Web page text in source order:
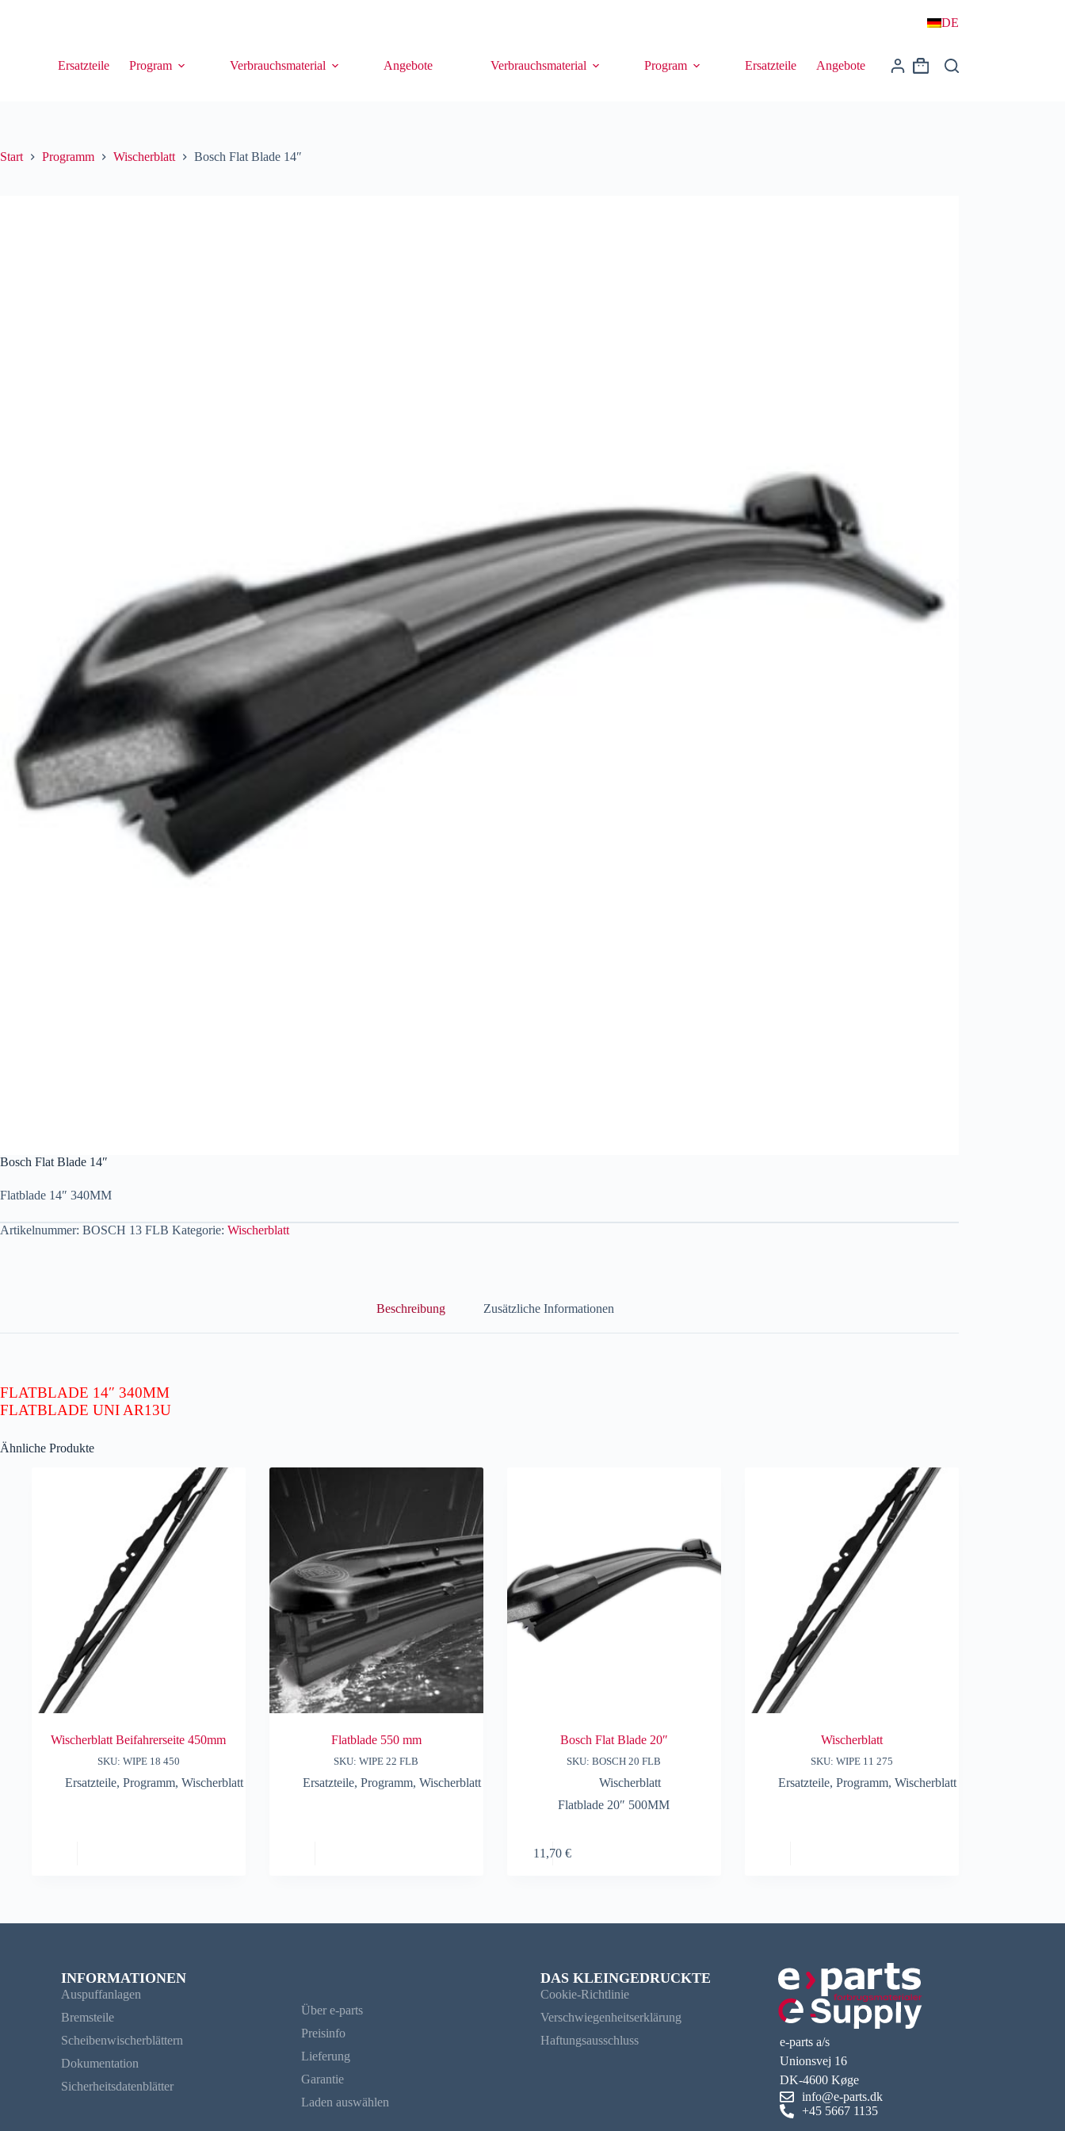
DE
Ersatzteile Program Verbrauchsmaterial Angebote Verbrauchsmaterial Program Ersatzteile Angebote
Start Programm Wischerblatt Bosch Flat Blade 14″
Bosch Flat Blade 14″
Flatblade 14″ 340MM
Artikelnummer: BOSCH 13 FLB Kategorie: Wischerblatt
Beschreibung Zusätzliche Informationen
FLATBLADE 14″ 340MM
FLATBLADE UNI AR13U
Ähnliche Produkte
Wischerblatt Beifahrerseite 450mm
SKU: WIPE 18 450
Ersatzteile,Programm,Wischerblatt
Flatblade 550 mm
SKU: WIPE 22 FLB
Ersatzteile,Programm,Wischerblatt
Bosch Flat Blade 20″
SKU: BOSCH 20 FLB
Wischerblatt
Flatblade 20″ 500MM
11,70€
Wischerblatt
SKU: WIPE 11 275
Ersatzteile,Programm,Wischerblatt
INFORMATIONEN
Auspuffanlagen
Bremsteile
Scheibenwischerblättern
Dokumentation
Sicherheitsdatenblätter
Über e-parts
Preisinfo
Lieferung
Garantie
Laden auswählen
DAS KLEINGEDRUCKTE
Cookie-Richtlinie
Verschwiegenheitserklärung
Haftungsausschluss
e-parts a/s
Unionsvej 16
DK-4600 Køge
info@e-parts.dk
+45 5667 1135